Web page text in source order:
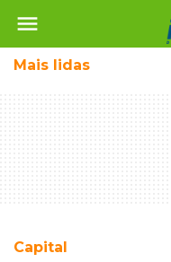
menu
Mais lidas
Capital